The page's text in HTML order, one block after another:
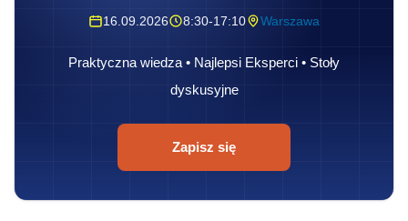
16.09.2026 8:30-17:10 Warszawa
Praktyczna wiedza • Najlepsi Eksperci • Stoły
dyskusyjne
Zapisz się